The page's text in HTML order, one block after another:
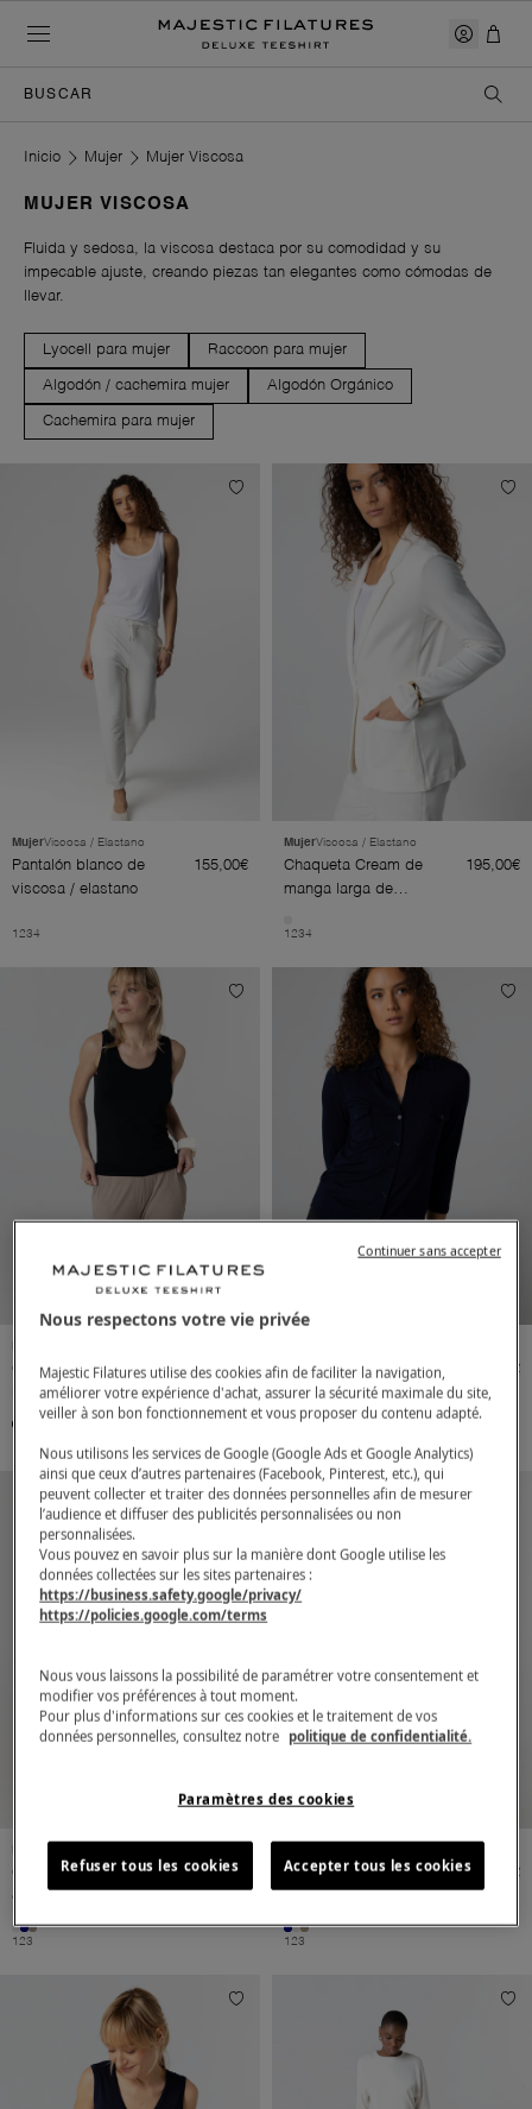
BUSCAR
Inicio Mujer Mujer Viscosa
MUJER VISCOSA
Fluida y sedosa, la viscosa destaca por su comodidad y su
impecable ajuste, creando piezas tan elegantes como cómodas de
llevar.
Lyocell para mujer Raccoon para mujer
Algodón / cachemira mujer Algodón Orgánico
Cachemira para mujer
Pertinence
MujerViscosa / Elastano
Pantalón blanco de
viscosa / elastano
155,00€
1 234
MujerViscosa / Elastano
Chaqueta Cream de
manga larga de
195,00€
1 234
Camiseta sin mangas
negra con cuello en U de
viscosa/elastano
60,00€
Camisa azul marino de
manga tres cuartos de
viscosa/elastano
140,00€
Camisa blanca de manga
corta de viscosa/elastano
140,00€
1 23
Camisa azul marino de
viscosa/elastano
140,00€
1 23
Nous respectons votre vie privée
Majestic Filatures utilise des cookies afin de faciliter la navigation,
améliorer votre expérience d'achat, assurer la sécurité maximale du site,
veiller à son bon fonctionnement et vous proposer du contenu adapté.
Nous utilisons les services de Google (Google Ads et Google Analytics)
ainsi que ceux d’autres partenaires (Facebook, Pinterest, etc.), qui
peuvent collecter et traiter des données personnelles afin de mesurer
l’audience et diffuser des publicités personnalisées ou non
personnalisées.
Vous pouvez en savoir plus sur la manière dont Google utilise les
données collectées sur les sites partenaires :
https://business.safety.google/privacy/
https://policies.google.com/terms
Nous vous laissons la possibilité de paramétrer votre consentement et
modifier vos préférences à tout moment.
Pour plus d'informations sur ces cookies et le traitement de vos
données personnelles, consultez notre politique de confidentialité.
Paramètres des cookies
Refuser tous les cookies Accepter tous les cookies
Continuer sans accepter